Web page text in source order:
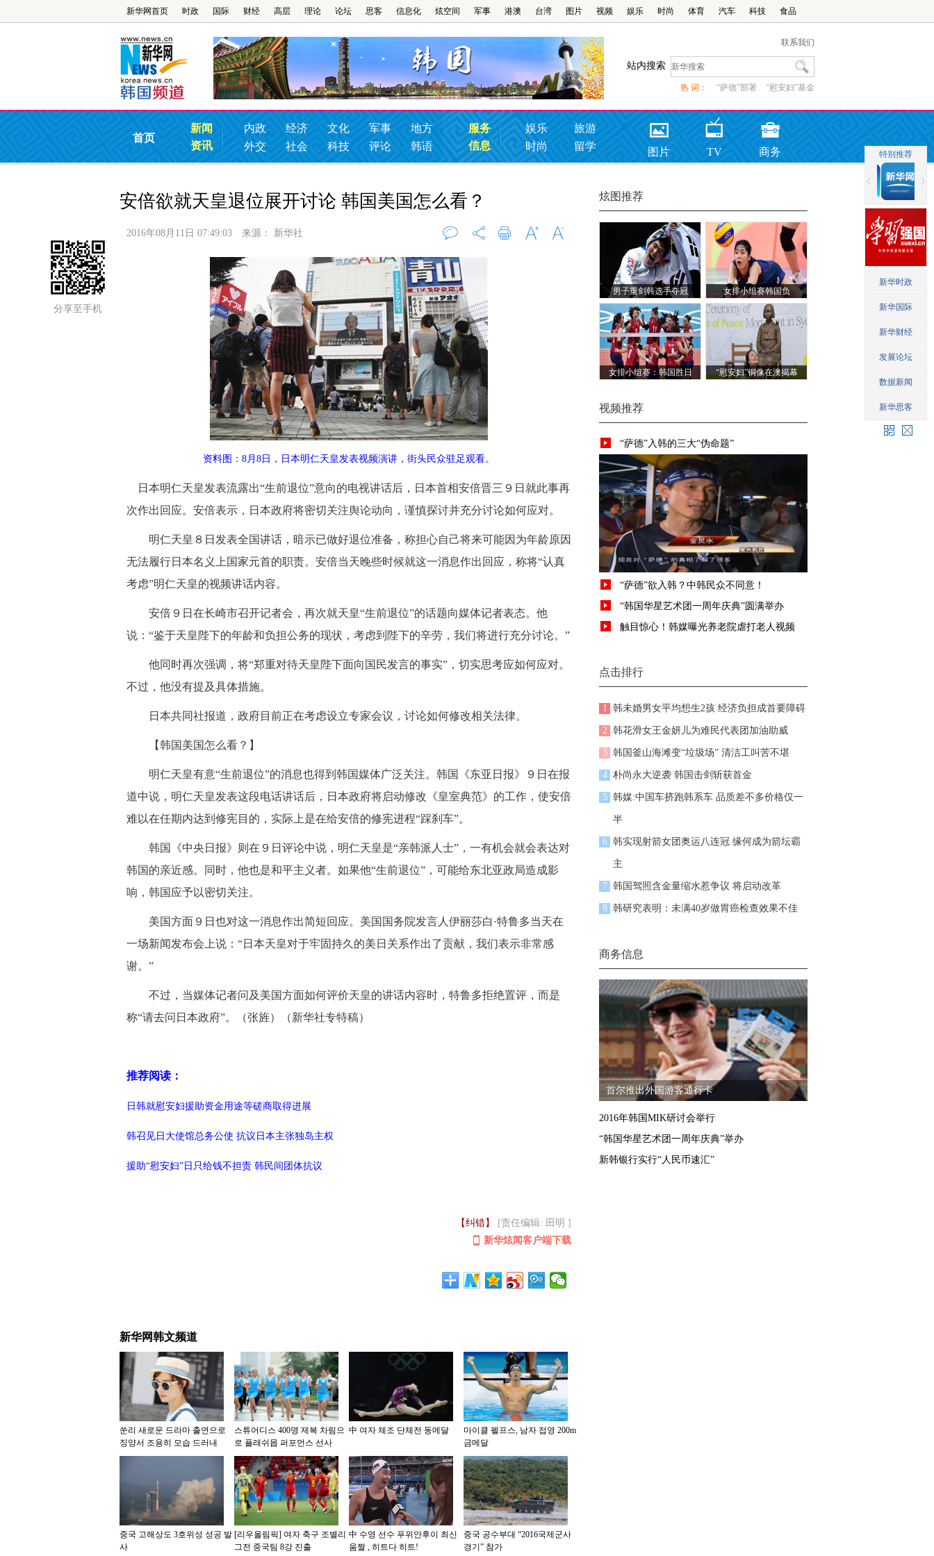
新华网首页 时政 国际 财经 高层 理论 论坛 思客 信息化 炫空间 军事 港澳 台湾 图片 视频 娱乐 时尚 体育 汽车 科技 食品
联系我们
站内搜索
热 词： “萨德”部署 “慰安妇”基金
首页
新闻
资讯
内政 经济 文化 军事
地方
外交
社会 科技 评论 韩语
服务
信息
娱乐
旅游
时尚
留学 图片 TV 商务
分享至手机
炫图推荐
男子重剑韩选手夺冠 女排小组赛韩国负
女排小组赛：韩国胜日
“慰安妇”铜像在澳揭幕
视频推荐
“萨德”入韩的三大“伪命题”
“萨德”欲入韩？中韩民众不同意！
“韩国华星艺术团一周年庆典”圆满举办
触目惊心！韩媒曝光养老院虐打老人视频
点击排行
1 韩未婚男女平均想生2孩 经济负担成首要障碍
2 韩花滑女王金妍儿为难民代表团加油助威
3 韩国釜山海滩变“垃圾场” 清洁工叫苦不堪
4 朴尚永大逆袭 韩国击剑斩获首金
5 韩媒:中国车挤跑韩系车 品质差不多价格仅一
半
6 韩实现射箭女团奥运八连冠 缘何成为箭坛霸
主
7 韩国驾照含金量缩水惹争议 将启动改革
8 韩研究表明：未满40岁做胃癌检查效果不佳
商务信息
首尔推出外国游客通行卡
2016年韩国MIK研讨会举行
“韩国华星艺术团一周年庆典”举办
新韩银行实行“人民币速汇”
安倍欲就天皇退位展开讨论 韩国美国怎么看？
2016年08月11日 07:49:03 来源： 新华社
评论0
资料图：8月8日，日本明仁天皇发表视频演讲，街头民众驻足观看。
日本明仁天皇发表流露出“生前退位”意向的电视讲话后，日本首相安倍晋三９日就此事再
次作出回应。安倍表示，日本政府将密切关注舆论动向，谨慎探讨并充分讨论如何应对。
明仁天皇８日发表全国讲话，暗示已做好退位准备，称担心自己将来可能因为年龄原因
无法履行日本名义上国家元首的职责。安倍当天晚些时候就这一消息作出回应，称将“认真
考虑”明仁天皇的视频讲话内容。
安倍９日在长崎市召开记者会，再次就天皇“生前退位”的话题向媒体记者表态。他
说：“鉴于天皇陛下的年龄和负担公务的现状，考虑到陛下的辛劳，我们将进行充分讨论。”
他同时再次强调，将“郑重对待天皇陛下面向国民发言的事实”，切实思考应如何应对。
不过，他没有提及具体措施。
日本共同社报道，政府目前正在考虑设立专家会议，讨论如何修改相关法律。
【韩国美国怎么看？】
明仁天皇有意“生前退位”的消息也得到韩国媒体广泛关注。韩国《东亚日报》９日在报
道中说，明仁天皇发表这段电话讲话后，日本政府将启动修改《皇室典范》的工作，使安倍
难以在任期内达到修宪目的，实际上是在给安倍的修宪进程“踩刹车”。
韩国《中央日报》则在９日评论中说，明仁天皇是“亲韩派人士”，一有机会就会表达对
韩国的亲近感。同时，他也是和平主义者。如果他“生前退位”，可能给东北亚政局造成影
响，韩国应予以密切关注。
美国方面９日也对这一消息作出简短回应。美国国务院发言人伊丽莎白·特鲁多当天在
一场新闻发布会上说：“日本天皇对于牢固持久的美日关系作出了贡献，我们表示非常感
谢。”
不过，当媒体记者问及美国方面如何评价天皇的讲话内容时，特鲁多拒绝置评，而是
称“请去问日本政府”。（张旌）（新华社专特稿）
推荐阅读：
日韩就慰安妇援助资金用途等磋商取得进展
韩召见日大使馆总务公使 抗议日本主张独岛主权
援助“慰安妇”日只给钱不担责 韩民间团体抗议
【纠错】
[责任编辑: 田明 ]
新华炫闻客户端下载
新华网韩文频道
쑨리 새로운 드라마 출연으로
징양서 조용히 모습 드러내
스튜어디스 400명 제복 차림으
로 플래쉬몹 퍼포먼스 선사
中 여자 체조 단체전 동메달
마이클 펠프스, 남자 접영 200m
금메달
중국 고해상도 3호위성 성공 발
사
[리우올림픽] 여자 축구 조별리
그전 중국팀 8강 진출
中 수영 선수 푸위안후이 최신
움짤 , 히트다 히트!
중국 공수부대 “2016국제군사
경기” 참가